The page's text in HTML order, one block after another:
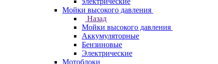
Мойки высокого давления
Назад
Мойки высокого давления
Аккумуляторные
Бензиновые
Электрические
Мотоблоки